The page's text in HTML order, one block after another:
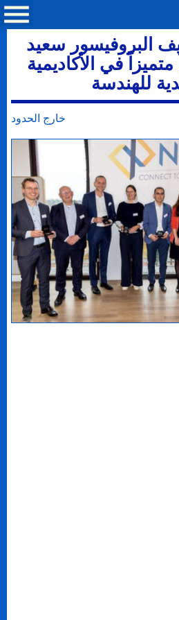
البروفيسور سعيد
في الأكاديمية
للهندسة
خارج الحدود